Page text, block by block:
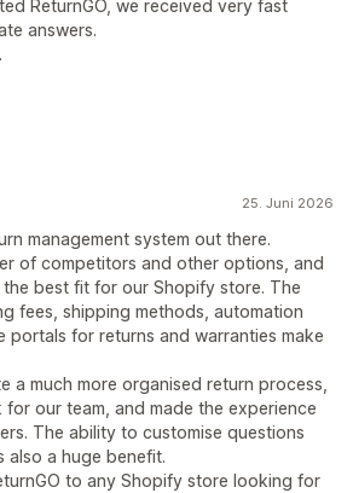
ReturnGO, we received very fast
answers.
25. Juni 2026
management system out there.
of competitors and other options, and
the best fit for our Shopify store. The
fees, shipping methods, automation
portals for returns and warranties make
a much more organised return process,
our team, and made the experience
The ability to customise questions
also a huge benefit.
to any Shopify store looking for